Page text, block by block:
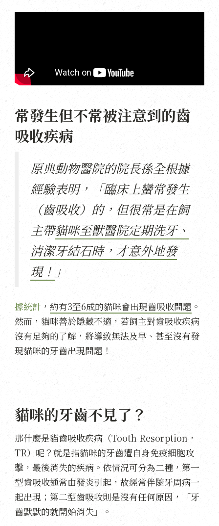
常發生但不常被注意到的齒
吸收疾病
原典動物醫院的院長孫全根據
經驗表明，「臨床上蠻常發生
（齒吸收）的，但很常是在飼
主帶貓咪至獸醫院定期洗牙、
清潔牙結石時，才意外地發
現！ 」
據統計 ， 約有3至6成的貓咪會出現齒吸收問題 。
然而，貓咪善於隱藏不適，若飼主對齒吸收疾病
沒有足夠的了解，將導致無法及早、甚至沒有發
現貓咪的牙齒出現問題！
貓咪的牙齒不見了？
那什麼是貓齒吸收疾病（Tooth Resorption，
TR）呢？就是指貓咪的牙齒遭自身免疫細胞攻
擊，最後消失的疾病。依情況可分為二種，第一
型齒吸收通常由發炎引起，故經常伴隨牙周病一
起出現；第二型齒吸收則是沒有任何原因，「牙
齒默默的就開始消失」。